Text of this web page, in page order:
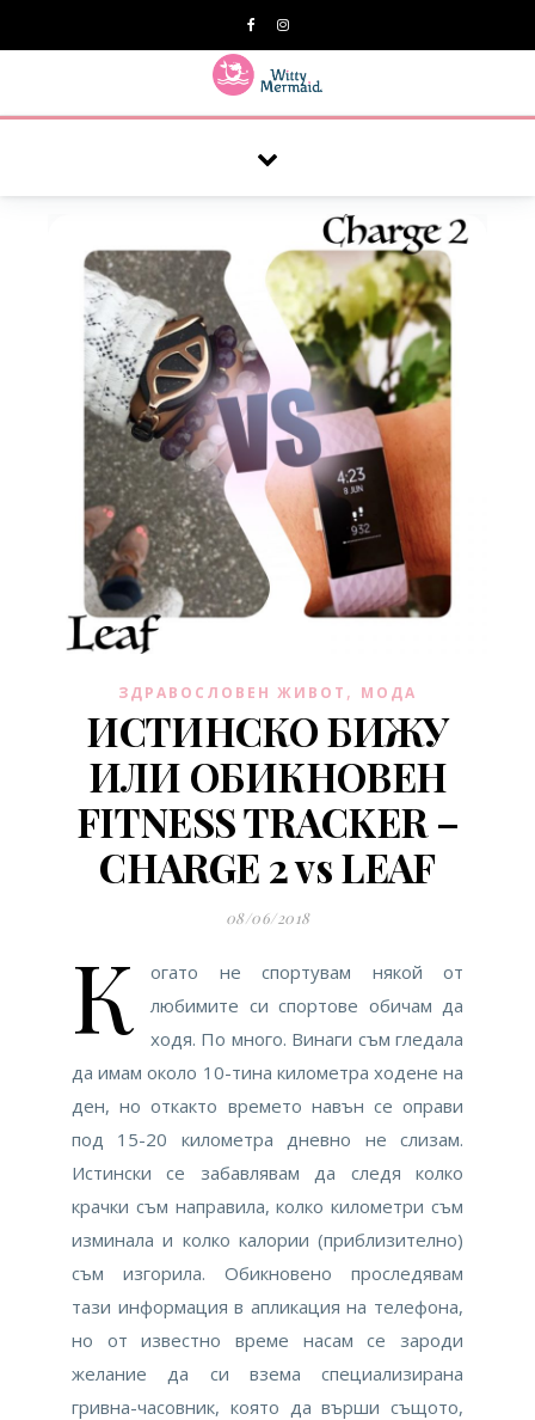
ЗДРАВОСЛОВЕН ЖИВОТ , МОДА
ИСТИНСКО БИЖУ
ИЛИ ОБИКНОВЕН
FITNESS TRACKER –
CHARGE 2 vs LEAF
08/06/2018
К
огато не спортувам някой от
любимите си спортове обичам да
ходя. По много. Винаги съм гледала
да имам около 10-тина километра ходене на
ден, но откакто времето навън се оправи
под 15-20 километра дневно не слизам.
Истински се забавлявам да следя колко
крачки съм направила, колко километри съм
изминала и колко калории (приблизително)
съм изгорила. Обикновено проследявам
тази информация в апликация на телефона,
но от известно време насам се зароди
желание да си взема специализирана
гривна-часовник, която да върши същото,